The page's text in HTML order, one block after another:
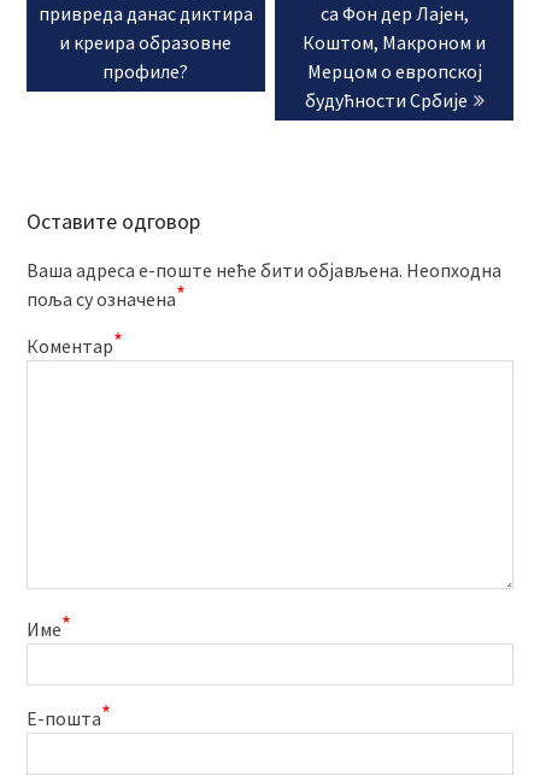
post:
привреда данас диктира
и креира образовне
профиле?
post:са Фон дер Лајен,
Коштом, Макроном и
Мерцом о европској
будућности Србије
Оставите одговор
Ваша адреса е-поште неће бити објављена. Неопходна
поља су означена*
Коментар*
Име*
Е-пошта*